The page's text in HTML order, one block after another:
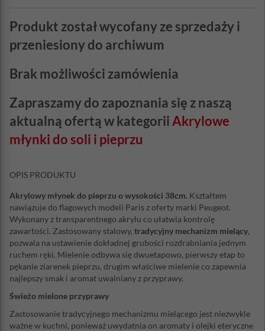
Produkt został wycofany ze sprzedaży i
przeniesiony do archiwum
Brak możliwości zamówienia
Zapraszamy do zapoznania się z naszą
aktualną ofertą w kategoriiAkrylowe
młynki do soli i pieprzu
OPIS PRODUKTU
Akrylowy młynek do pieprzu o wysokości 38cm. Kształtem
nawiązuje do flagowych modeli Paris z oferty marki Peugeot.
Wykonany z transparentnego akrylu co ułatwia kontrolę
zawartości. Zastosowany stalowy, tradycyjny mechanizm mielący,
pozwala na ustawienie dokładnej grubości rozdrabniania jednym
ruchem ręki. Mielenie odbywa się dwuetapowo, pierwszy etap to
pękanie ziarenek pieprzu, drugim właściwe mielenie co zapewnia
najlepszy smak i aromat uwalniany z przyprawy.
Świeżo mielone przyprawy
Zastosowanie tradycyjnego mechanizmu mielącego jest niezwykle
ważne w kuchni, ponieważ uwydatnia on aromaty i olejki eteryczne